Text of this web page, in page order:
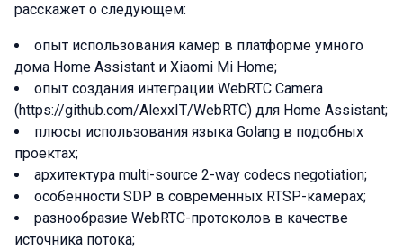
расскажет о следующем:
опыт использования камер в платформе умного
дома Home Assistant и Xiaomi Mi Home;
опыт создания интеграции WebRTC Camera
(https://github.com/AlexxIT/WebRTC) для Home Assistant;
плюсы использования языка Golang в подобных
проектах;
архитектура multi-source 2-way codecs negotiation;
особенности SDP в современных RTSP-камерах;
разнообразие WebRTC-протоколов в качестве
источника потока;